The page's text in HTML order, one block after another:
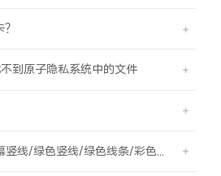
到原子隐私系统中的文件